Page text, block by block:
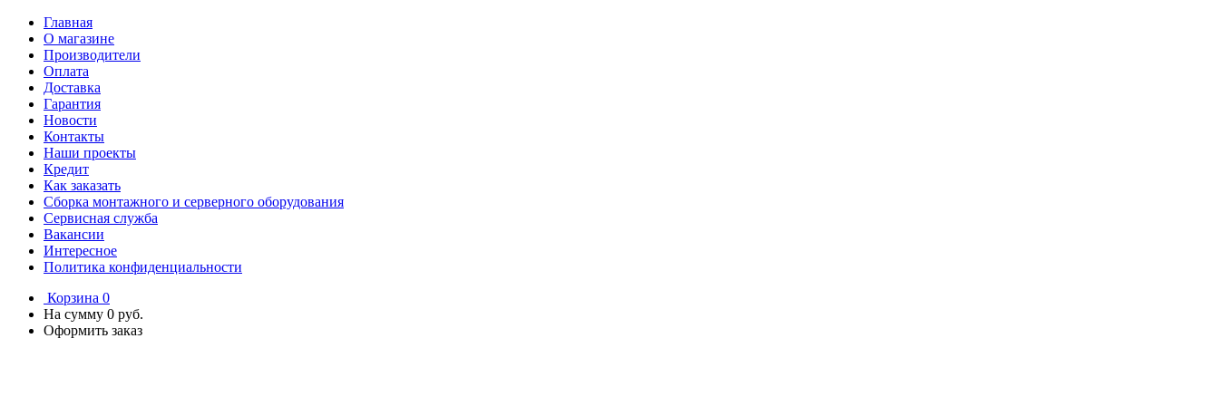
Главная
О магазине
Производители
Оплата
Доставка
Гарантия
Новости
Контакты
Наши проекты
Кредит
Как заказать
Сборка монтажного и серверного оборудования
Сервисная служба
Вакансии
Интересное
Политика конфиденциальности
Корзина 0
На сумму 0 руб.
Оформить заказ